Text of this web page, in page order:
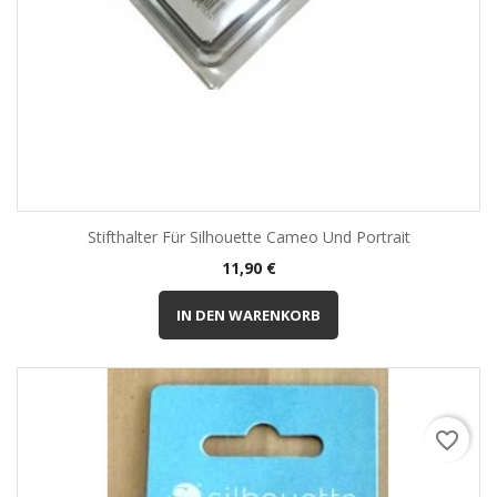
Stifthalter Für Silhouette Cameo Und Portrait
Preis
11,90 €
IN DEN WARENKORB
favorite_border